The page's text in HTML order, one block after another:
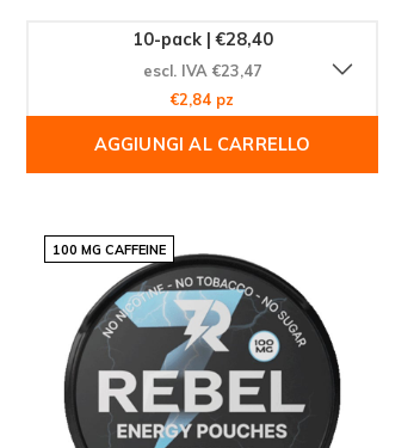
10-pack | €28,40
escl. IVA €23,47
€2,84 pz
AGGIUNGI AL CARRELLO
100 MG CAFFEINE